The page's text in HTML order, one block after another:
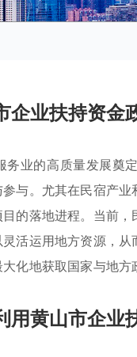
企业扶持资金
务业的高质量发展奠
与。尤其在民宿产
的落地进程。当前
活运用地方资源，从
化地获取国家与地
用黄山市企业